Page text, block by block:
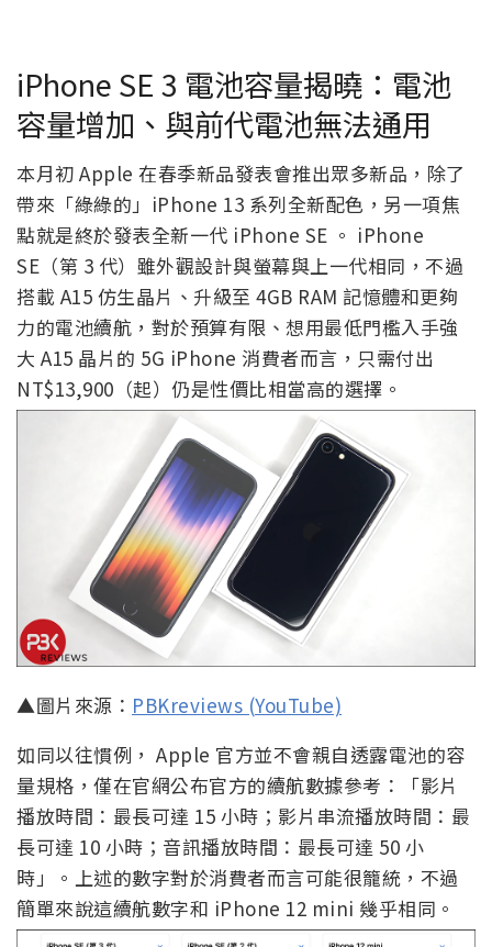
iPhone SE 3 電池容量揭曉：電池
容量增加、與前代電池無法通用
本月初 Apple 在春季新品發表會推出眾多新品，除了
帶來「綠綠的」iPhone 13 系列全新配色，另一項焦
點就是終於發表全新一代 iPhone SE 。 iPhone
SE（第 3 代）雖外觀設計與螢幕與上一代相同，不過
搭載 A15 仿生晶片、升級至 4GB RAM 記憶體和更夠
力的電池續航，對於預算有限、想用最低門檻入手強
大 A15 晶片的 5G iPhone 消費者而言，只需付出
NT$13,900（起）仍是性價比相當高的選擇。
▲圖片來源： PBKreviews (YouTube)
如同以往慣例， Apple 官方並不會親自透露電池的容
量規格，僅在官網公布官方的續航數據參考：「影片
播放時間：最長可達 15 小時；影片串流播放時間：最
長可達 10 小時；音訊播放時間：最長可達 50 小
時」。上述的數字對於消費者而言可能很籠統，不過
簡單來說這續航數字和 iPhone 12 mini 幾乎相同。